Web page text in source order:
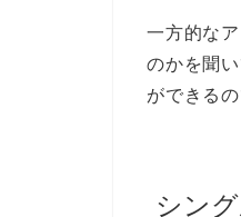
一方的な
のかを聞
ができるの
シン